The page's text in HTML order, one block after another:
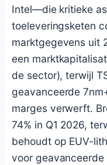
Intel—die kritieke
toeleveringsketen
marktgegevens uit
een
de sector), terwijl
geavanceerde
marges verwerft.
74% in Q1 2026,
behoudt op EUV-
voor